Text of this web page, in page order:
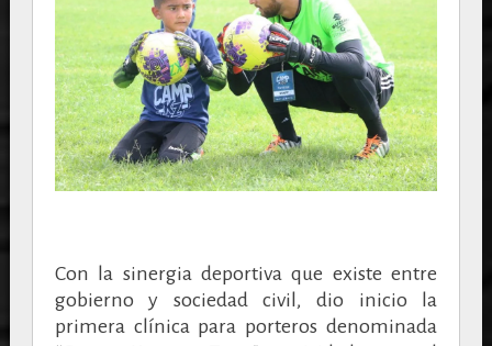
Con la sinergia deportiva que existe entre
gobierno y sociedad civil, dio inicio la
primera clínica para porteros denominada